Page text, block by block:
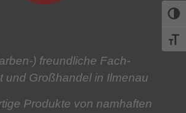
) freundliche Fach-
und Großhandel in Ilmenau
Produkte von namhaften